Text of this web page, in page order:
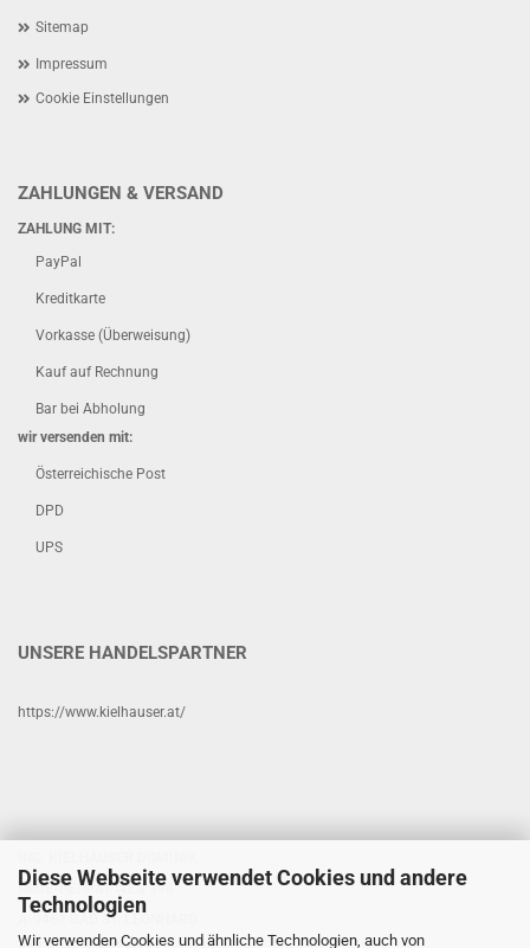
Diese Webseite verwendet Cookies und andere
Technologien
Wir verwenden Cookies und ähnliche Technologien, auch von
Sitemap
Impressum
Cookie Einstellungen
ZAHLUNGEN & VERSAND
ZAHLUNG MIT:
PayPal
Kreditkarte
Vorkasse (Überweisung)
Kauf auf Rechnung
Bar bei Abholung
wir versenden mit:
Österreichische Post
DPD
UPS
UNSERE HANDELSPARTNER
https://www.kielhauser.at/
NEUE-HEIMAT-WEG 398
A-9462 BAD ST. LEONHARD